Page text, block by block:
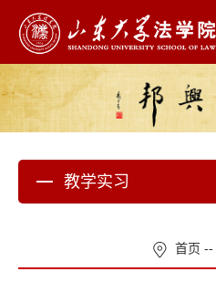
教学实习
首页 --